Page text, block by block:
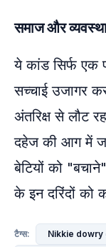
समाज और
ये कांड सिर्फ एक
सच्चाई उजागर
अंतरिक्ष से लौट
दहेज की आग में
बेटियों को
के इन दरिंदों को
टैग्स:
Nikkie dowry